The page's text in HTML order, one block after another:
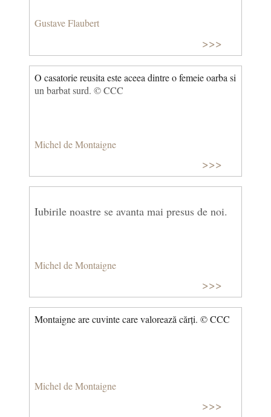
Gustave Flaubert
>>>
O casatorie reusita este aceea dintre o femeie oarba si
un barbat surd. © CCC
Michel de Montaigne
>>>
Iubirile noastre se avanta mai presus de noi.
Michel de Montaigne
>>>
Montaigne are cuvinte care valorează cărți. © CCC
Michel de Montaigne
>>>